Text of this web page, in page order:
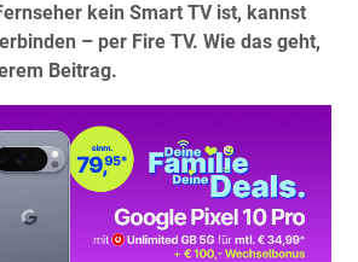
kein Smart TV ist, kannst
– per Fire TV. Wie das geht,
Beitrag.